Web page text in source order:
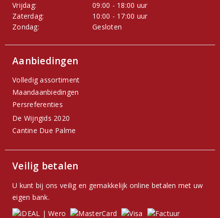
Vrijdag:
09:00 - 18:00 uur
Zaterdag:
10:00 - 17:00 uur
Zondag:
Gesloten
Aanbiedingen
Volledig assortiment
Maandaanbiedingen
Persreferenties
De Wijngids 2020
Cantine Due Palme
Veilig betalen
U kunt bij ons veilig en gemakkelijk online betalen met uw
eigen bank.